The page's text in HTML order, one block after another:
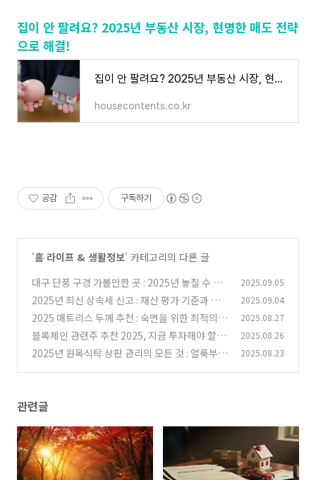
집이 안 팔려요? 2025년 부동산 시장, 현명한 매도 전략
으로 해결!
집이 안 팔려요? 2025년 부동산 시장, 현명한 매도 전략으로 해결!
housecontents.co.kr
공감 구독하기
'홈 라이프 & 생활정보' 카테고리의 다른 글
대구 단풍 구경 가볼만한 곳 : 2025년 놓칠 수 없
는 절정 시기와 추천 코스
(0)
2025.09.05
2025년 최신 상속세 신고 : 재산 평가 기준과 방
법 총정리
(0)
2025.09.04
2025 매트리스 두께 추천 : 숙면을 위한 최적의
높이는?
(0)
2025.08.27
블록체인 관련주 추천 2025, 지금 투자해야 할 이
유 (0)
2025.08.26
2025년 원목식탁 상판 관리의 모든 것 : 얼룩부터
2025.08.23
관련글